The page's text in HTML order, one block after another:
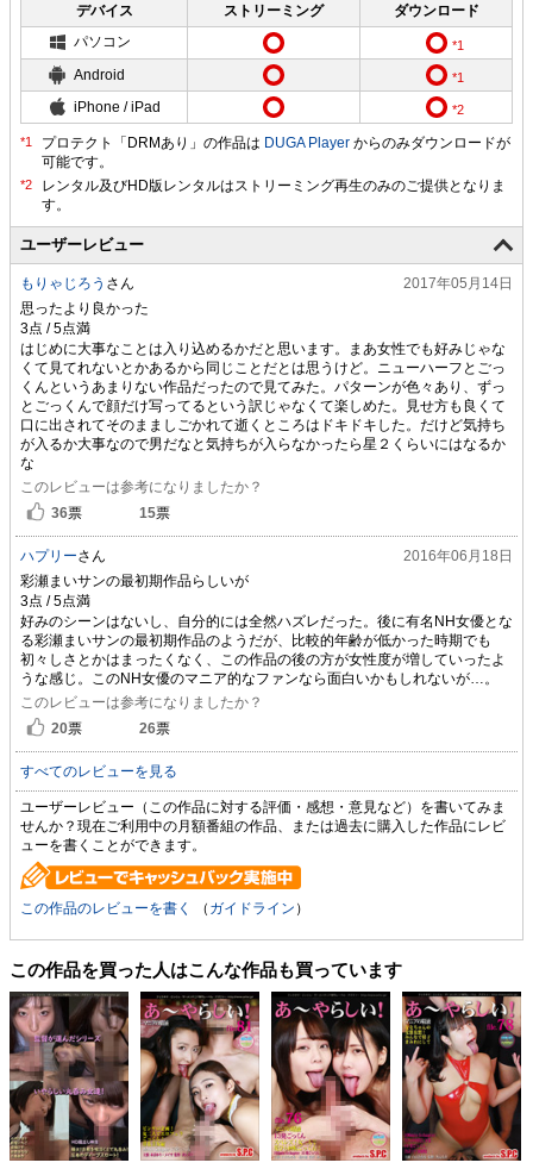
デバイス ストリーミング
ダウンロード
パソコン
Android
iPhone / iPad
プロテクト「DRMあり」の作品は DUGA Player からのみダウンロードが
可能です。
ユーザーレビュー
もりゃじろう さん
2017年05月14日
思ったより良かった
はじめに大事なことは入り込めるかだと思います。まあ女性でも好みじゃな
くて見てれないとかあるから同じことだとは思うけど。ニューハーフとごっ
くんというあまりない作品だったので見てみた。パターンが色々あり、ずっ
とごっくんで顔だけ写ってるという訳じゃなくて楽しめた。見せ方も良くて
口に出されてそのまましごかれて逝くところはドキドキした。だけど気持ち
が入るか大事なので男だなと気持ちが入らなかったら星２くらいにはなるか
な
このレビューは参考になりましたか？
36票 15票
ハプリーさん
2016年06月18日
彩瀬まいサンの最初期作品らしいが
好みのシーンはないし、自分的には全然ハズレだった。後に有名NH女優とな
る彩瀬まいサンの最初期作品のようだが、比較的年齢が低かった時期でも
初々しさとかはまったくなく、この作品の後の方が女性度が増していったよ
うな感じ。このNH女優のマニア的なファンなら面白いかもしれないが…。
このレビューは参考になりましたか？
20票 26票
すべてのレビューを見る
ユーザーレビュー（この作品に対する評価・感想・意見など）を書いてみま
せんか？現在ご利用中の月額番組の作品、または過去に購入した作品にレビ
ューを書くことができます。
この作品のレビューを書く （ ガイドライン ）
この作品を買った人はこんな作品も買っています